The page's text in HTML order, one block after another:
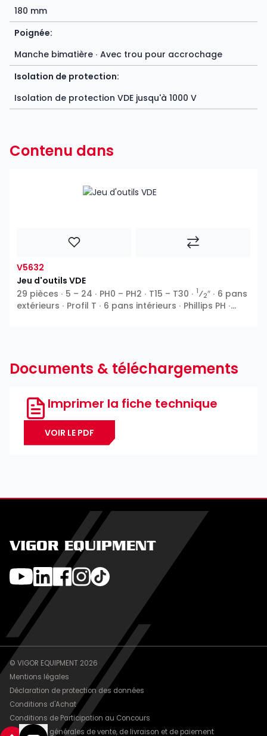
180 mm
Poignée:
Manche bimatière ∙ Avec trou pour accrochage
Isolation de protection:
Isolation de protection VDE jusqu'à 1000 V
Contenu dans
V5632
Jeu d'outils VDE
29 pièces ∙ 5 – 24 ∙ PH0 – PH2 ∙ T15 – T30 ∙ 1⁄2″ ∙ 6 pans
extérieurs ∙ Profil T ∙ 6 pans intérieurs ∙ Phillips PH ∙
Documents & téléchargements
Imprimer la fiche technique
VOIR LE PDF
VIGOR EQUIPMENT
© VIGOR EQUIPMENT 2026
Mentions légales
Déclaration de protection des données
Conditions d'Achat
Conditions de Participation au Concours
Conditions générales de vente, de livraison et de paiement